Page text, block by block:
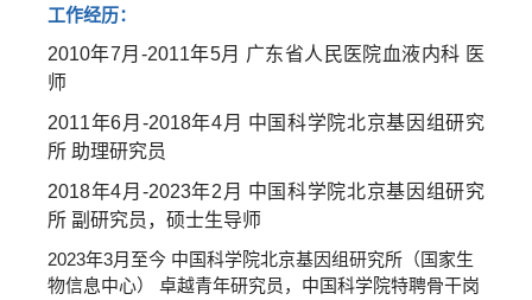
工作经历：
2010年7月-2011年5月 广东省人民医院血液内科 医
师
2011年6月-2018年4月 中国科学院北京基因组研究
所 助理研究员
2018年4月-2023年2月 中国科学院北京基因组研究
所 副研究员，硕士生导师
2023年3月至今 中国科学院北京基因组研究所（国家生
物信息中心） 卓越青年研究员，中国科学院特聘骨干岗